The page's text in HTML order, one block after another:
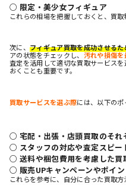
○ 限定・美少女フィギュア
これらの相場を把握しておくと、買取
次に、フィギュア買取を成功させる
アの状態をチェックし、汚れや損傷
査定を活用して適切な買取サービス
おくことも重要です。
買取サービスを選ぶ際には、以下のポ
○ 宅配・出張・店頭買取のそれ
○ スタッフの対応や査定スピー
○ 送料や梱包費用を考慮した買
○ 販売UPキャンペーンやポイ
これらを参考に、自分に合った買取方